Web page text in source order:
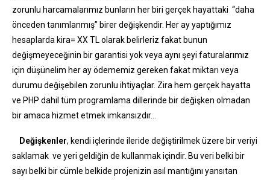
zorunlu harcamalarımız bunların her biri gerçek hayattaki “daha
önceden tanımlanmış” birer değişkendir. Her ay yaptığımız
hesaplarda kira= XX TL olarak belirleriz fakat bunun
değişmeyeceğinin bir garantisi yok veya aynı şeyi faturalarımız
için düşünelim her ay ödememiz gereken fakat miktarı veya
durumu değişebilen zorunlu ihtiyaçlar. Zira hem gerçek hayatta
ve PHP dahil tüm programlama dillerinde bir değişken olmadan
bir amaca hizmet etmek imkansızdır…
Değişkenler, kendi içlerinde ileride değiştirilmek üzere bir veriyi
saklamak ve yeri geldiğin de kullanmak içindir. Bu veri belki bir
sayı belki bir cümle belkide projenizin asıl mantığını yansıtan